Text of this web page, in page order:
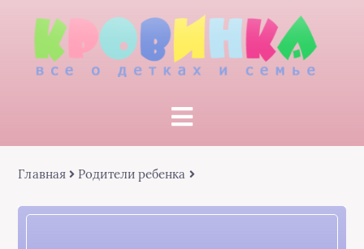
Главная Родители ребенка